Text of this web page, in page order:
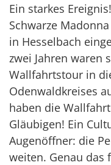
Ein starkes
Schwarze
in Hesselbach
zwei Jahren waren
Wallfahrtstour in
Odenwaldkreises
haben die
Gläubigen! Ein
Augenöffner: die
weiten. Genau das